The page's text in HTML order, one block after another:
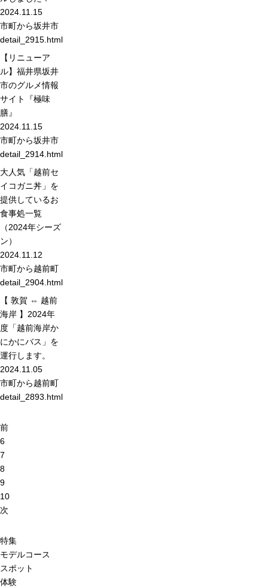
2024.11.15
市町から坂井市
detail_2915.html
【リニューア
ル】福井県坂井
市のグルメ情報
サイト『極味
膳』
2024.11.15
市町から坂井市
detail_2914.html
大人気「越前セ
イコガニ丼」を
提供しているお
食事処一覧
（2024年シーズ
ン）
2024.11.12
市町から越前町
detail_2904.html
【 敦賀 ⇔ 越前
海岸 】2024年
度「越前海岸か
にかにバス」を
運行します。
2024.11.05
市町から越前町
detail_2893.html
前
6
7
8
9
10
次
特集
モデルコース
スポット
体験